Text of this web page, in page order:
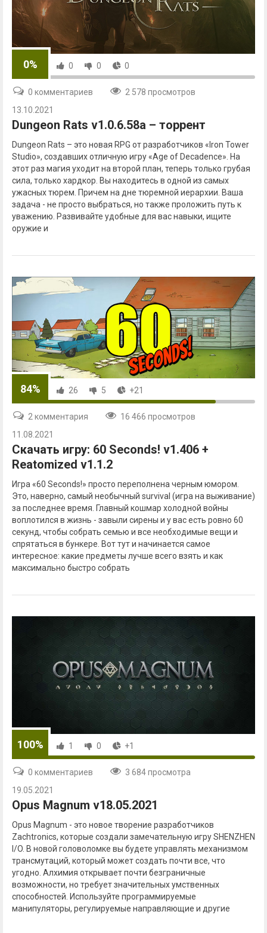
0% 0 0 0
0 комментариев
2 578 просмотров
13.10.2021
Dungeon Rats v1.0.6.58a – торрент
Dungeon Rats – это новая RPG от разработчиков «Iron Tower
Studio», создавших отличную игру «Age of Decadence». На
этот раз магия уходит на второй план, теперь только грубая
сила, только хардкор. Вы находитесь в одной из самых
ужасных тюрем. Причем на дне тюремной иерархии. Ваша
задача - не просто выбраться, но также проложить путь к
уважению. Развивайте удобные для вас навыки, ищите
оружие и
84% 26 5 +21
2 комментария
16 466 просмотров
11.08.2021
Скачать игру: 60 Seconds! v1.406 +
Reatomized v1.1.2
Игра «60 Seconds!» просто переполнена черным юмором.
Это, наверно, самый необычный survival (игра на выживание)
за последнее время. Главный кошмар холодной войны
воплотился в жизнь - завыли сирены и у вас есть ровно 60
секунд, чтобы собрать семью и все необходимые вещи и
спрятаться в бункере. Вот тут и начинается самое
интересное: какие предметы лучше всего взять и как
максимально быстро собрать
100% 1 0 +1
0 комментариев
3 684 просмотра
19.05.2021
Opus Magnum v18.05.2021
Opus Magnum - это новое творение разработчиков
Zachtronics, которые создали замечательную игру SHENZHEN
I/O. В новой головоломке вы будете управлять механизмом
трансмутаций, который может создать почти все, что
угодно. Алхимия открывает почти безграничные
возможности, но требует значительных умственных
способностей. Используйте программируемые
манипуляторы, регулируемые направляющие и другие